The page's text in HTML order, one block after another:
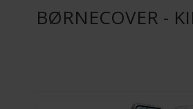
BØRNECOVER -